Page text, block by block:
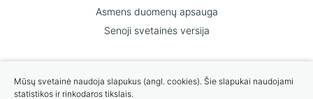
Asmens duomenų apsauga
Senoji svetainės versija
Mūsų svetainė naudoja slapukus (angl. cookies). Šie slapukai naudojami
statistikos ir rinkodaros tikslais.